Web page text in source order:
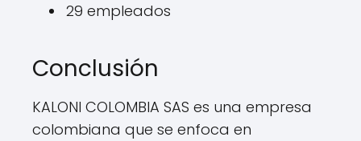
29 empleados
Conclusión
KALONI COLOMBIA SAS es una empresa
colombiana que se enfoca en